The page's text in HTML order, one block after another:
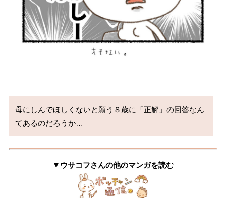
母にしんでほしくないと願う８歳に「正解」の回答なん
てあるのだろうか…
▼ウサコフさんの他のマンガを読む